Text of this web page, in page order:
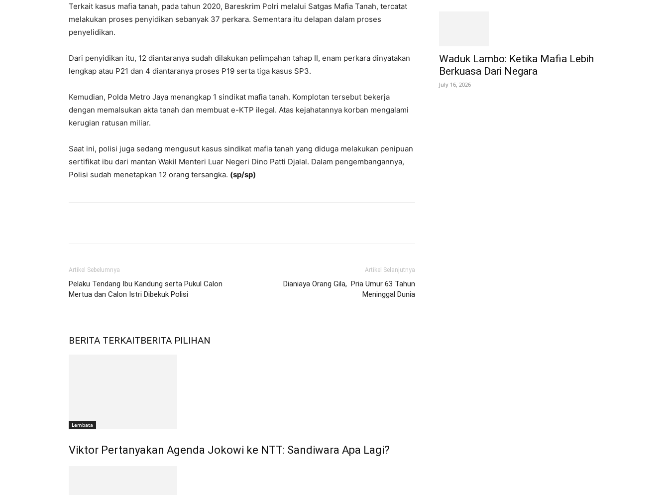
Terkait kasus mafia tanah, pada tahun 2020, Bareskrim Polri melalui Satgas Mafia Tanah, tercatat
melakukan proses penyidikan sebanyak 37 perkara. Sementara itu delapan dalam proses
penyelidikan.
Dari penyidikan itu, 12 diantaranya sudah dilakukan pelimpahan tahap II, enam perkara dinyatakan
lengkap atau P21 dan 4 diantaranya proses P19 serta tiga kasus SP3.
Kemudian, Polda Metro Jaya menangkap 1 sindikat mafia tanah. Komplotan tersebut bekerja
dengan memalsukan akta tanah dan membuat e-KTP ilegal. Atas kejahatannya korban mengalami
kerugian ratusan miliar.
Saat ini, polisi juga sedang mengusut kasus sindikat mafia tanah yang diduga melakukan penipuan
sertifikat ibu dari mantan Wakil Menteri Luar Negeri Dino Patti Djalal. Dalam pengembangannya,
Polisi sudah menetapkan 12 orang tersangka. (sp/sp)
Artikel Sebelumnya
Pelaku Tendang Ibu Kandung serta Pukul Calon
Mertua dan Calon Istri Dibekuk Polisi
Artikel Selanjutnya
Dianiaya Orang Gila, Pria Umur 63 Tahun
Meninggal Dunia
BERITA TERKAITBERITA PILIHAN
Lembata
Viktor Pertanyakan Agenda Jokowi ke NTT: Sandiwara Apa Lagi?
Waduk Lambo: Ketika Mafia Lebih
Berkuasa Dari Negara
July 16, 2026